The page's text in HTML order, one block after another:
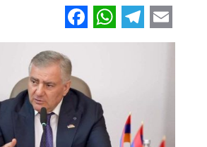
Fa
ce
o
o
k
W
h
A
p
Te
le m